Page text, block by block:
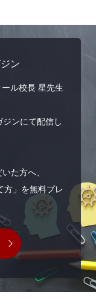
ン
ル校長 星先生
ンにて配信し
た方へ、
方」を無料プレ